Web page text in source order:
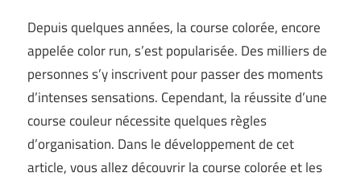
Depuis quelques années, la course colorée, encore
appelée color run, s’est popularisée. Des milliers de
personnes s’y inscrivent pour passer des moments
d’intenses sensations. Cependant, la réussite d’une
course couleur nécessite quelques règles
d’organisation. Dans le développement de cet
article, vous allez découvrir la course colorée et les